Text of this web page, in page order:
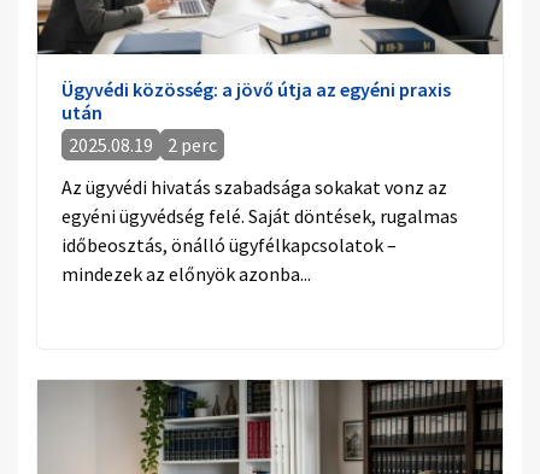
Ügyvédi közösség: a jövő útja az egyéni praxis
után
2025.08.19
2 perc
Az ügyvédi hivatás szabadsága sokakat vonz az
egyéni ügyvédség felé. Saját döntések, rugalmas
időbeosztás, önálló ügyfélkapcsolatok –
mindezek az előnyök azonba...